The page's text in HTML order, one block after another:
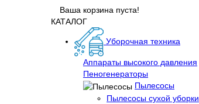
Ваша корзина пуста!
КАТАЛОГ
Уборочная техника
Аппараты высокого давления
Пеногенераторы
Пылесосы
Пылесосы сухой уборки